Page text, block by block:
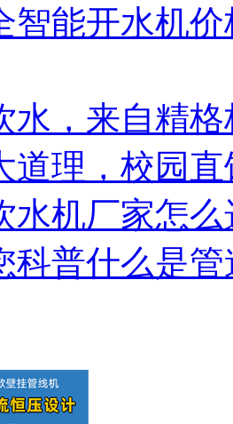
智能开水机
水，来自精
道理，校园
水机厂家怎
科普什么是